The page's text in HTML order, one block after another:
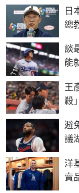
日
總
談
能
王
殺
避
議
洋
賣